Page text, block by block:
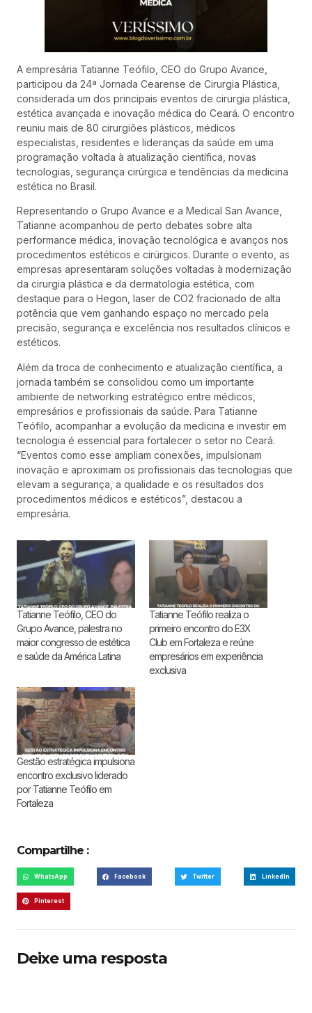
A empresária Tatianne Teófilo, CEO do Grupo Avance,
participou da 24ª Jornada Cearense de Cirurgia Plástica,
considerada um dos principais eventos de cirurgia plástica,
estética avançada e inovação médica do Ceará. O encontro
reuniu mais de 80 cirurgiões plásticos, médicos
especialistas, residentes e lideranças da saúde em uma
programação voltada à atualização científica, novas
tecnologias, segurança cirúrgica e tendências da medicina
estética no Brasil.
Representando o Grupo Avance e a Medical San Avance,
Tatianne acompanhou de perto debates sobre alta
performance médica, inovação tecnológica e avanços nos
procedimentos estéticos e cirúrgicos. Durante o evento, as
empresas apresentaram soluções voltadas à modernização
da cirurgia plástica e da dermatologia estética, com
destaque para o Hegon, laser de CO2 fracionado de alta
potência que vem ganhando espaço no mercado pela
precisão, segurança e excelência nos resultados clínicos e
estéticos.
Além da troca de conhecimento e atualização científica, a
jornada também se consolidou como um importante
ambiente de networking estratégico entre médicos,
empresários e profissionais da saúde. Para Tatianne
Teófilo, acompanhar a evolução da medicina e investir em
tecnologia é essencial para fortalecer o setor no Ceará.
“Eventos como esse ampliam conexões, impulsionam
inovação e aproximam os profissionais das tecnologias que
elevam a segurança, a qualidade e os resultados dos
procedimentos médicos e estéticos”, destacou a
empresária.
Tatianne Teófilo, CEO do
Grupo Avance, palestra no
maior congresso de estética
e saúde da América Latina
Tatianne Teófilo realiza o
primeiro encontro do E3X
Club em Fortaleza e reúne
empresários em experiência
exclusiva
Gestão estratégica impulsiona
encontro exclusivo liderado
por Tatianne Teófilo em
Fortaleza
Compartilhe :
WhatsApp Facebook Twitter LinkedIn
Pinterest
Deixe uma resposta